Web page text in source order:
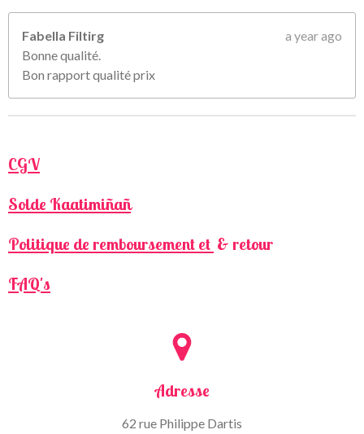
Fabella Filtirg
a year ago
Bonne qualité.
Bon rapport qualité prix
CGV
Solde Kaatimiñañ
Politique de remboursement et & retour
FAQ's
Adresse
62 rue Philippe Dartis